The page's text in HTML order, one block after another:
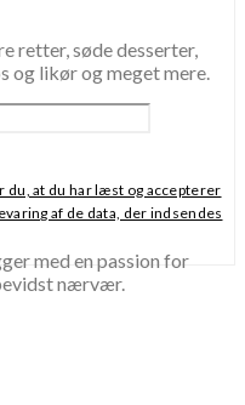
søde desserter,
og likør og meget mere.
at du har læst og accepterer
af de data, der indsendes
med en passion for
nærvær.